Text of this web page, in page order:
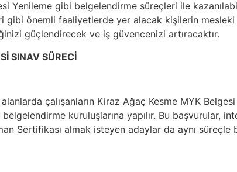
Yenileme gibi belgelendirme süreçleri ile
gibi önemli faaliyetlerde yer alacak kişilerin
güçlendirecek ve iş güvencenizi artıracaktır.
SINAV SÜRECİ
çalışanların Kiraz Ağaç Kesme MYK
kuruluşlarına yapılır. Bu başvurular,
Sertifikası almak isteyen adaylar da aynı süreçle